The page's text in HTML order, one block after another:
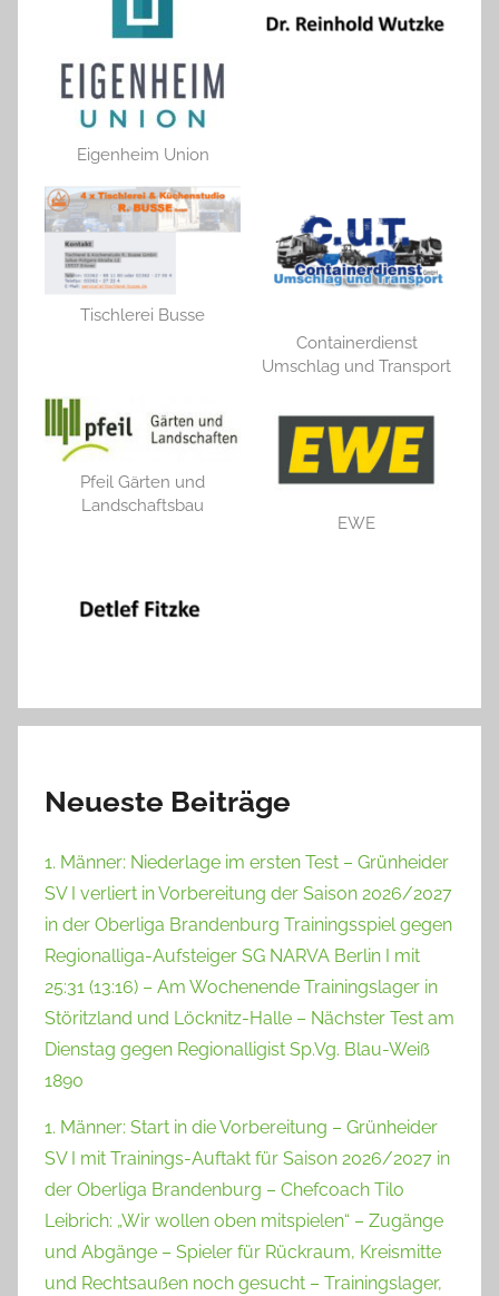
Eigenheim Union
Tischlerei Busse
Containerdienst
Umschlag und Transport
Pfeil Gärten und
Landschaftsbau
EWE
Neueste Beiträge
1. Männer: Niederlage im ersten Test – Grünheider
SV I verliert in Vorbereitung der Saison 2026/2027
in der Oberliga Brandenburg Trainingsspiel gegen
Regionalliga-Aufsteiger SG NARVA Berlin I mit
25:31 (13:16) – Am Wochenende Trainingslager in
Störitzland und Löcknitz-Halle – Nächster Test am
Dienstag gegen Regionalligist Sp.Vg. Blau-Weiß
1890
1. Männer: Start in die Vorbereitung – Grünheider
SV I mit Trainings-Auftakt für Saison 2026/2027 in
der Oberliga Brandenburg – Chefcoach Tilo
Leibrich: „Wir wollen oben mitspielen“ – Zugänge
und Abgänge – Spieler für Rückraum, Kreismitte
und Rechtsaußen noch gesucht – Trainingslager,